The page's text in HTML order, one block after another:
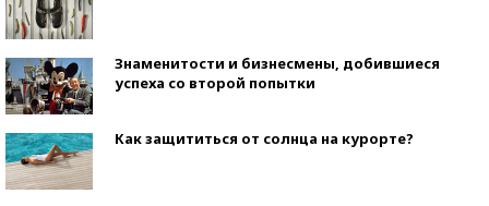
Знаменитости и бизнесмены, добившиеся
успеха со второй попытки
Как защититься от солнца на курорте?